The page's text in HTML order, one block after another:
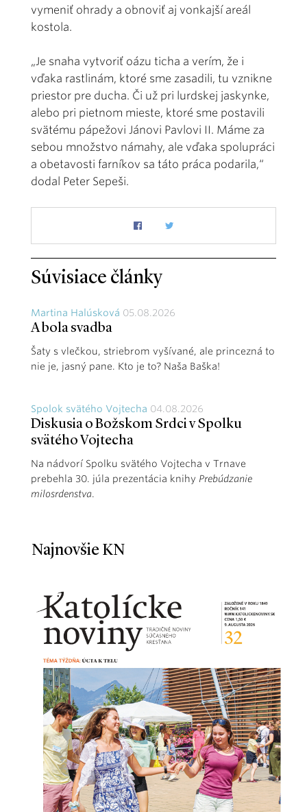
vymeniť ohrady a obnoviť aj vonkajší areál
kostola.
„Je snaha vytvoriť oázu ticha a verím, že i
vďaka rastlinám, ktoré sme zasadili, tu vznikne
priestor pre ducha. Či už pri lurdskej jaskynke,
alebo pri pietnom mieste, ktoré sme postavili
svätému pápežovi Jánovi Pavlovi II. Máme za
sebou množstvo námahy, ale vďaka spolupráci
a obetavosti farníkov sa táto práca podarila,“
dodal Peter Sepeši.
Súvisiace články
Martina Halúsková 05.08.2026
A bola svadba
Šaty s vlečkou, striebrom vyšívané, ale princezná to
nie je, jasný pane. Kto je to? Naša Baška!
Spolok svätého Vojtecha 04.08.2026
Diskusia o Božskom Srdci v Spolku
svätého Vojtecha
Na nádvorí Spolku svätého Vojtecha v Trnave
prebehla 30. júla prezentácia knihy Prebúdzanie
milosrdenstva.
Najnovšie KN